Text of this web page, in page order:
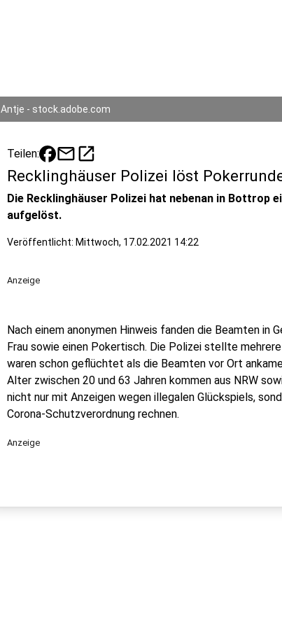
Antje - stock.adobe.com
Teilen: mailopen_in_new
Recklinghäuser Polizei löst
Die Recklinghäuser Polizei hat nebenan in Bottrop
aufgelöst.
Veröffentlicht: Mittwoch, 17.02.2021 14:22
Anzeige
Nach einem anonymen Hinweis fanden die Beamten in
Frau sowie einen Pokertisch. Die Polizei stellte
waren schon geflüchtet als die Beamten vor Ort
Alter zwischen 20 und 63 Jahren kommen aus NRW
nicht nur mit Anzeigen wegen illegalen Glückspiels,
Corona-Schutzverordnung rechnen.
Anzeige